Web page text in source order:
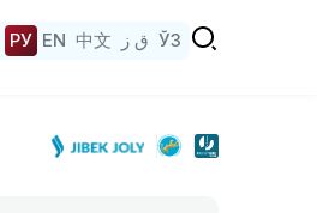
РУ EN 中文 ق ز ЎЗ